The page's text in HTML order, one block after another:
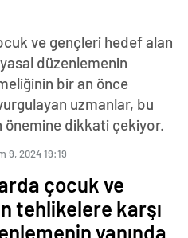
ve gençleri hedef alan
düzenlemenin
bir an önce
uzmanlar, bu
önemine dikkati çekiyor.
9, 2024 19:19
çocuk ve
tehlikelere karşı
yanında